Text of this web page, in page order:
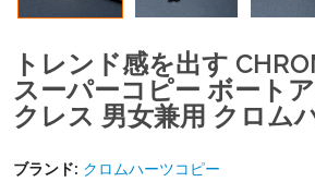
トレンド感を出す
スーパーコピー ボート
クレス 男女兼用 クロム
ブランド: クロムハーツコピー